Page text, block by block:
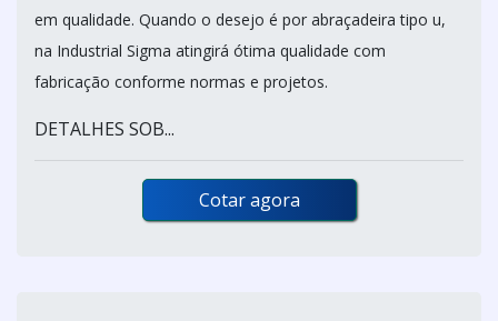
em qualidade. Quando o desejo é por abraçadeira tipo u,
na Industrial Sigma atingirá ótima qualidade com
fabricação conforme normas e projetos.
DETALHES SOB...
Cotar agora